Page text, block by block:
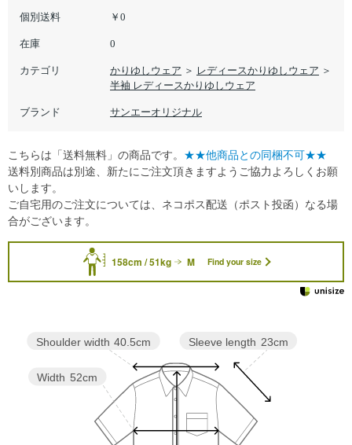
個別送料 ￥0
在庫 0
カテゴリ かりゆしウェア ＞ レディースかりゆしウェア ＞
半袖 レディースかりゆしウェア
ブランド サンエーオリジナル
158cm / 51kg M Find your size
Sleeve length 23cm
Width 52cm
Shoulder width 40.5cm
こちらは「送料無料」の商品です。 ★★他商品との同梱不可★★
送料別商品は別途、新たにご注文頂きますようご協力よろしくお願
いします。
ご自宅用のご注文については、ネコポス配送（ポスト投函）なる場
合がございます。